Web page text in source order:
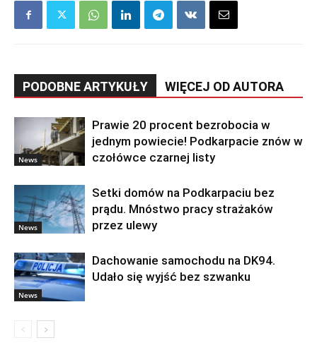
PODOBNE ARTYKUŁY WIĘCEJ OD AUTORA
News
Prawie 20 procent bezrobocia w
jednym powiecie! Podkarpacie znów w
czołówce czarnej listy
News
Setki domów na Podkarpaciu bez
prądu. Mnóstwo pracy strażaków
przez ulewy
News
Dachowanie samochodu na DK94.
Udało się wyjść bez szwanku